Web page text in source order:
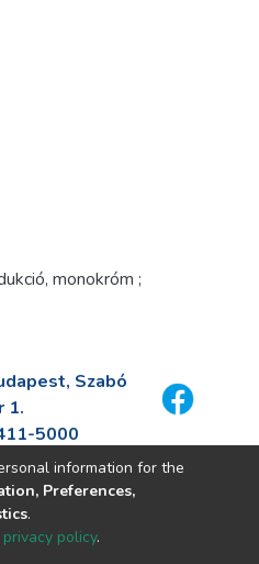
monokróm ;
Szabó
1.
5000
information for the
Preferences,
.
privacy policy.